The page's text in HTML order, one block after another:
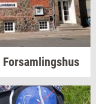
For­sam­lings­hus